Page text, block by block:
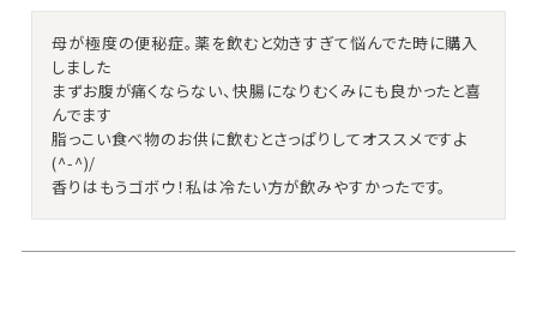
母が極度の便秘症。薬を飲むと効きすぎて悩んでた時に購入
しました
まずお腹が痛くならない、快腸になりむくみにも良かったと喜
んでます
脂っこい食べ物のお供に飲むとさっぱりしてオススメですよ
(^-^)/
香りはもうゴボウ！私は冷たい方が飲みやすかったです。